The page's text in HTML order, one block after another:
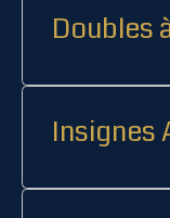
Doubles
Insignes